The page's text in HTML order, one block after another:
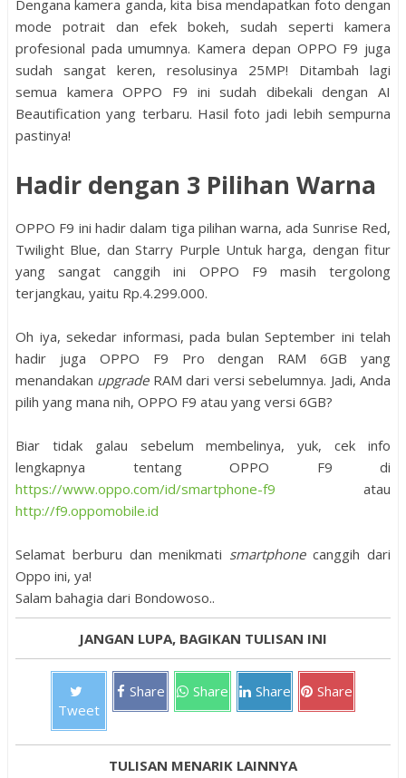
Dengana kamera ganda, kita bisa mendapatkan foto dengan
mode potrait dan efek bokeh, sudah seperti kamera
profesional pada umumnya. Kamera depan OPPO F9 juga
sudah sangat keren, resolusinya 25MP! Ditambah lagi
semua kamera OPPO F9 ini sudah dibekali dengan AI
Beautification yang terbaru. Hasil foto jadi lebih sempurna
pastinya!
Hadir dengan 3 Pilihan Warna
OPPO F9 ini hadir dalam tiga pilihan warna, ada Sunrise Red,
Twilight Blue, dan Starry Purple Untuk harga, dengan fitur
yang sangat canggih ini OPPO F9 masih tergolong
terjangkau, yaitu Rp.4.299.000.
Oh iya, sekedar informasi, pada bulan September ini telah
hadir juga OPPO F9 Pro dengan RAM 6GB yang
menandakan upgrade RAM dari versi sebelumnya. Jadi, Anda
pilih yang mana nih, OPPO F9 atau yang versi 6GB?
Biar tidak galau sebelum membelinya, yuk, cek info
lengkapnya tentang OPPO F9 di
https://www.oppo.com/id/smartphone-f9 atau
http://f9.oppomobile.id
Selamat berburu dan menikmati smartphonecanggih dari
Oppo ini, ya!
Salam bahagia dari Bondowoso..
JANGAN LUPA, BAGIKAN TULISAN INI
Tweet
Share Share Share Share
TULISAN MENARIK LAINNYA